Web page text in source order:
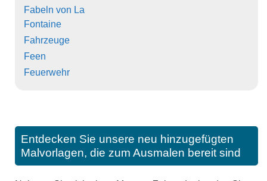
Fabeln von La
Fontaine
Fahrzeuge
Feen
Feuerwehr
Entdecken Sie unsere neu hinzugefügten
Malvorlagen, die zum Ausmalen bereit sind